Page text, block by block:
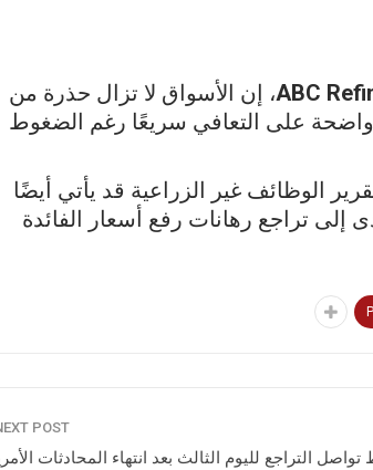
ABC، إن الأسواق لا تزال حذرة من
على التعافي سريعًا رغم الضغوط
الوظائف غير الزراعية قد يأتي أيضًا
إلى تراجع رهانات رفع أسعار الفائدة
POST
تواصل التراجع لليوم الثالث بعد انتهاء المحادثات